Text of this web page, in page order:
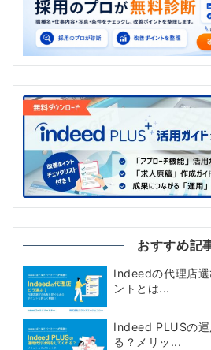
おすすめ記
Indeedの代理店
ントとは...
Indeed PLUSの
る？メリッ...